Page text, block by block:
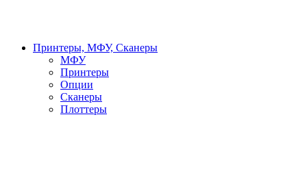
Принтеры, МФУ, Сканеры
МФУ
Принтеры
Опции
Сканеры
Плоттеры